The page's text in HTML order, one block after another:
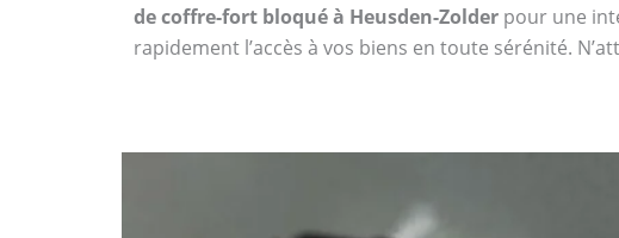
de coffre-fort bloqué à Heusden-Zolder pour une
rapidement l’accès à vos biens en toute sérénité.